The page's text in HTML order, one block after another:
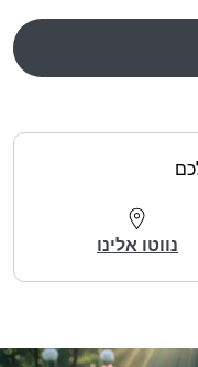
נווטו אלינו